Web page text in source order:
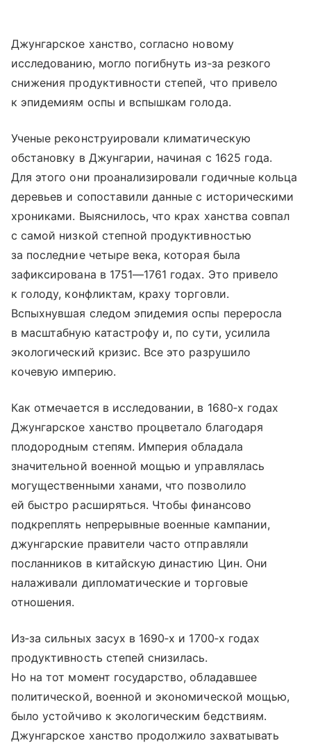
Джунгарское ханство, согласно новому
исследованию, могло погибнуть из‑за резкого
снижения продуктивности степей, что привело
к эпидемиям оспы и вспышкам голода.
Ученые реконструировали климатическую
обстановку в Джунгарии, начиная с 1625 года.
Для этого они проанализировали годичные кольца
деревьев и сопоставили данные с историческими
хрониками. Выяснилось, что крах ханства совпал
с самой низкой степной продуктивностью
за последние четыре века, которая была
зафиксирована в 1751—1761 годах. Это привело
к голоду, конфликтам, краху торговли.
Вспыхнувшая следом эпидемия оспы переросла
в масштабную катастрофу и, по сути, усилила
экологический кризис. Все это разрушило
кочевую империю.
Как отмечается в исследовании, в 1680‑х годах
Джунгарское ханство процветало благодаря
плодородным степям. Империя обладала
значительной военной мощью и управлялась
могущественными ханами, что позволило
ей быстро расширяться. Чтобы финансово
подкреплять непрерывные военные кампании,
джунгарские правители часто отправляли
посланников в китайскую династию Цин. Они
налаживали дипломатические и торговые
отношения.
Из‑за сильных засух в 1690‑х и 1700‑х годах
продуктивность степей снизилась.
Но на тот момент государство, обладавшее
политической, военной и экономической мощью,
было устойчиво к экологическим бедствиям.
Джунгарское ханство продолжило захватывать